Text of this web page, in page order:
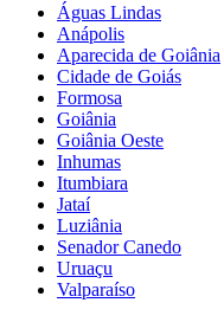
Águas Lindas
Anápolis
Aparecida de Goiânia
Cidade de Goiás
Formosa
Goiânia
Goiânia Oeste
Inhumas
Itumbiara
Jataí
Luziânia
Senador Canedo
Uruaçu
Valparaíso